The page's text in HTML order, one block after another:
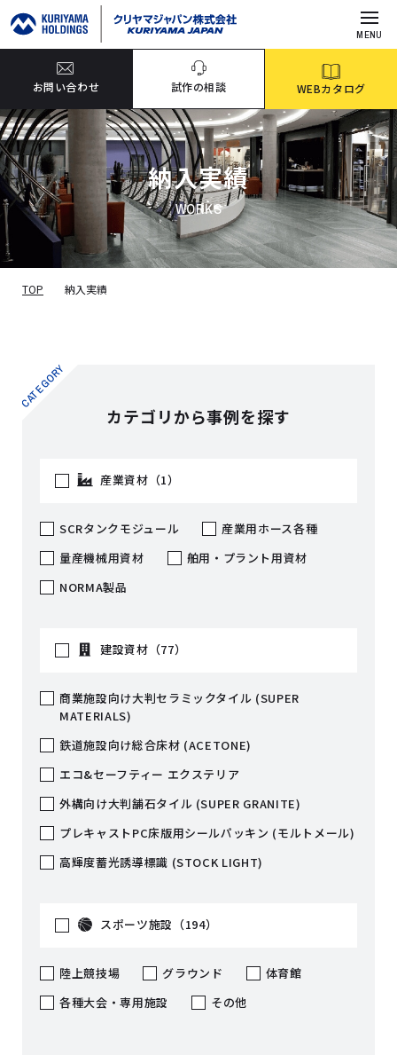
MENU
お問い合わせ 試作の相談 WEBカタログ
納入実績
WORKS
TOP 納入実績
CATEGORY
カテゴリから事例を探す
産業資材（1）
SCRタンクモジュール
産業用ホース各種
量産機械用資材
舶用・プラント用資材
NORMA製品
建設資材（77）
商業施設向け大判セラミックタイル (SUPER
MATERIALS)
鉄道施設向け総合床材 (ACETONE)
エコ&セーフティー エクステリア
外構向け大判舗石タイル (SUPER GRANITE)
プレキャストPC床版用シールパッキン (モルトメール)
高輝度蓄光誘導標識 (STOCK LIGHT)
スポーツ施設（194）
陸上競技場 グラウンド
体育館
各種大会・専用施設
その他